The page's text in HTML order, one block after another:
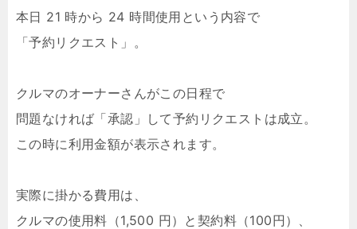
本日 21 時から 24 時間使用という内容で
「予約リクエスト」。
クルマのオーナーさんがこの日程で
問題なければ「承認」して予約リクエストは成立。
この時に利用金額が表示されます。
実際に掛かる費用は、
クルマの使用料（1,500 円）と契約料（100円）、